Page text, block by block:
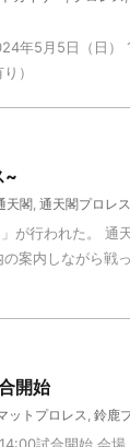
年5月5日（日
）
~
天閣, 通天閣プロレス
が行われた。 通
案内しながら戦
開始
ットプロレス, 鈴鹿